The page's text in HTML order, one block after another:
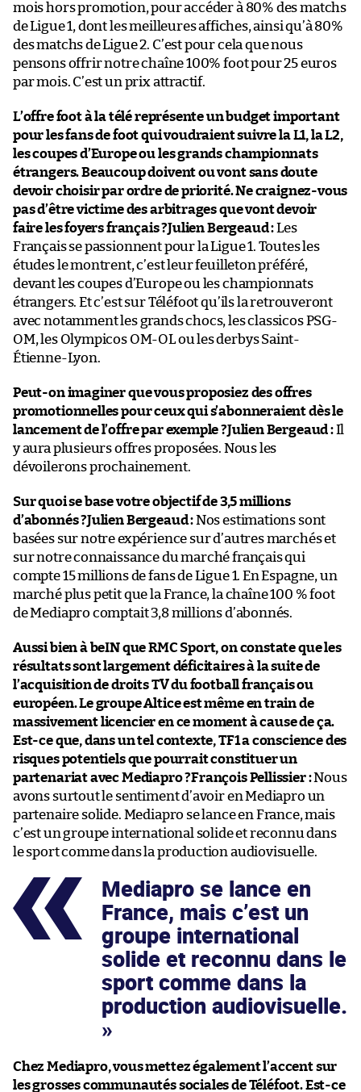
mois hors promotion, pour accéder à 80% des matchs
de Ligue 1, dont les meilleures affiches, ainsi qu’à 80%
des matchs de Ligue 2. C’est pour cela que nous
pensons offrir notre chaîne 100% foot pour 25 euros
par mois. C’est un prix attractif.
L’offre foot à la télé représente un budget important
pour les fans de foot qui voudraient suivre la L1, la L2,
les coupes d’Europe ou les grands championnats
étrangers. Beaucoup doivent ou vont sans doute
devoir choisir par ordre de priorité. Ne craignez-vous
pas d’être victime des arbitrages que vont devoir
faire les foyers français ?Julien Bergeaud :Les
Français se passionnent pour la Ligue 1. Toutes les
études le montrent, c’est leur feuilleton préféré,
devant les coupes d’Europe ou les championnats
étrangers. Et c’est sur Téléfoot qu’ils la retrouveront
avec notamment les grands chocs, les classicos PSG-
OM, les Olympicos OM-OL ou les derbys Saint-
Étienne-Lyon.
Peut-on imaginer que vous proposiez des offres
promotionnelles pour ceux qui s’abonneraient dès le
lancement de l’offre par exemple ?Julien Bergeaud :Il
y aura plusieurs offres proposées. Nous les
dévoilerons prochainement.
Sur quoi se base votre objectif de 3,5 millions
d’abonnés ?Julien Bergeaud :Nos estimations sont
basées sur notre expérience sur d’autres marchés et
sur notre connaissance du marché français qui
compte 15 millions de fans de Ligue 1. En Espagne, un
marché plus petit que la France, la chaîne 100 % foot
de Mediapro comptait 3,8 millions d’abonnés.
Aussi bien à beIN que RMC Sport, on constate que les
résultats sont largement déficitaires à la suite de
l’acquisition de droits TV du football français ou
européen. Le groupe Altice est même en train de
massivement licencier en ce moment à cause de ça.
Est-ce que, dans un tel contexte, TF1 a conscience des
risques potentiels que pourrait constituer un
partenariat avec Mediapro ?François Pellissier :Nous
avons surtout le sentiment d’avoir en Mediapro un
partenaire solide. Mediapro se lance en France, mais
c’est un groupe international solide et reconnu dans
le sport comme dans la production audiovisuelle.
Mediapro se lance en
France, mais c’est un
groupe international
solide et reconnu dans le
sport comme dans la
production audiovisuelle.
Chez Mediapro, vous mettez également l’accent sur
les grosses communautés sociales de Téléfoot. Est-ce